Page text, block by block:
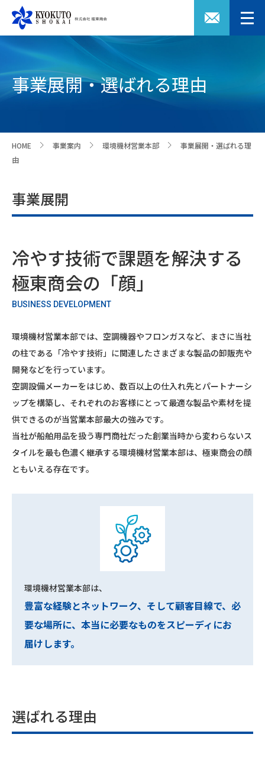
事業展開・選ばれる理由
HOME 事業案内 環境機材営業本部
事業展開・選ばれる理
由
事業展開
冷やす技術で課題を解決する
極東商会の「顔」
BUSINESS DEVELOPMENT
環境機材営業本部では、空調機器やフロンガスなど、まさに当社
の柱である「冷やす技術」に関連したさまざまな製品の卸販売や
開発などを行っています。
空調設備メーカーをはじめ、数百以上の仕入れ先とパートナーシ
ップを構築し、それぞれのお客様にとって最適な製品や素材を提
供できるのが当営業本部最大の強みです。
当社が船舶用品を扱う専門商社だった創業当時から変わらないス
タイルを最も色濃く継承する環境機材営業本部は、極東商会の顔
ともいえる存在です。
環境機材営業本部は、
豊富な経験とネットワーク、そして顧客目線で、 必
要な場所に、本当に必要なものをスピーディにお
届けします。
選ばれる理由